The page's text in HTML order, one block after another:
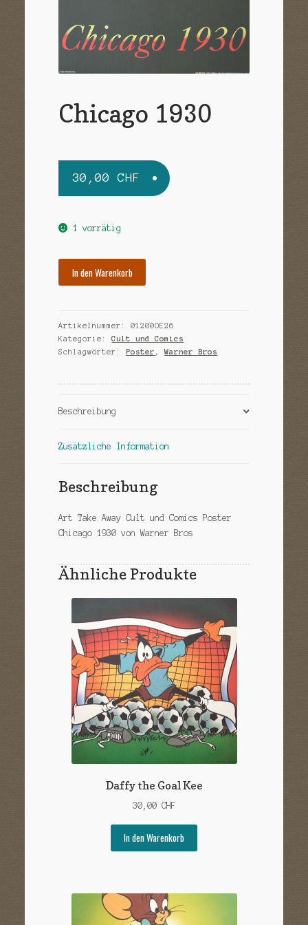
Versandarten
Chicago 1930
30,00CHF
1 vorrätig
In den Warenkorb
Artikelnummer:01200OE26
Kategorie:Cult und Comics
Schlagwörter:Poster ,Warner Bros
Beschreibung
Zusätzliche Information
Beschreibung
Art Take Away Cult und Comics Poster
Chicago 1930 von Warner Bros
Ähnliche Produkte
Daffy the Goal Kee
30,00 CHF
In den Warenkorb